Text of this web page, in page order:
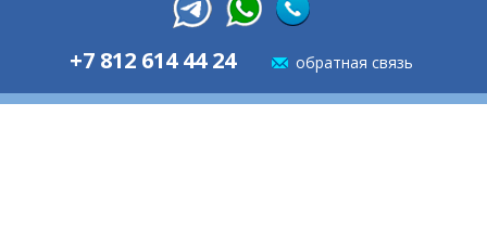
+7 812 614 44 24 обратная связь